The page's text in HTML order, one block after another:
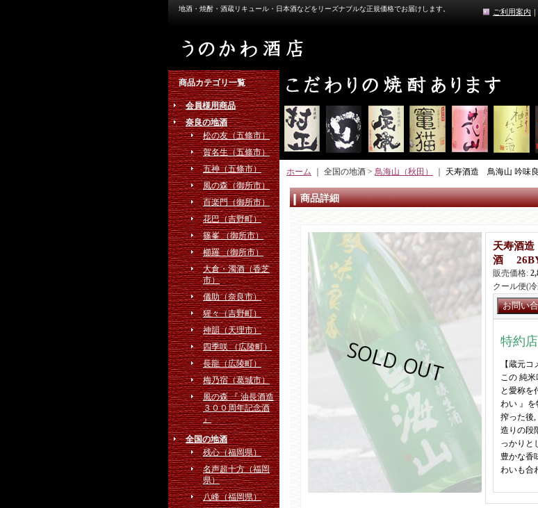
地酒・焼酎・酒蔵リキュール・日本酒などをリーズナブルな正規価格でお届けします。 ご利用案内 ｜
商品カテゴリ一覧
会員様用商品
奈良の地酒
松の友（五條市）
賀名生（五條市）
五神（五條市）
風の森（御所市）
百楽門（御所市）
花巴（吉野町）
篠峯 （御所市）
櫛羅 （御所市）
大倉・濁酒（香芝
市）
儀助（奈良市）
猩々（吉野町）
神韻（天理市）
四季咲 （広陵町）
長龍（広陵町）
梅乃宿（葛城市）
⾵の森 『 油⻑酒造
３００周年記念酒
』
全国の地酒
残心（福岡県）
名声超十方（福岡
県）
八峰（福岡県）
ホーム ｜ 全国の地酒 > 鳥海山（秋田） 天寿酒造 鳥海山 吟味
商品詳細
天寿酒
酒
販売価格:
クール便(冷
特約
【蔵元コ
この 純米
と愛称を
わい 』を
搾った後,
造りの段
っかりと
豊かな香
わいも合